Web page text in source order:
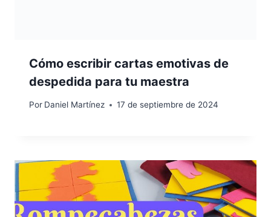
Cómo escribir cartas emotivas de
despedida para tu maestra
Por Daniel Martínez 17 de septiembre de 2024